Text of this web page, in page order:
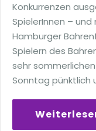
Konkurrenzen
SpielerInnen –
Hamburger
Spielern des
sehr
Sonntag pünktlich